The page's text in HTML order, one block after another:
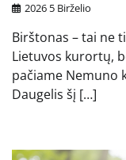
2026 5 Birželio
Birštonas – tai ne
Lietuvos kurortų,
pačiame Nemuno
Daugelis šį […]